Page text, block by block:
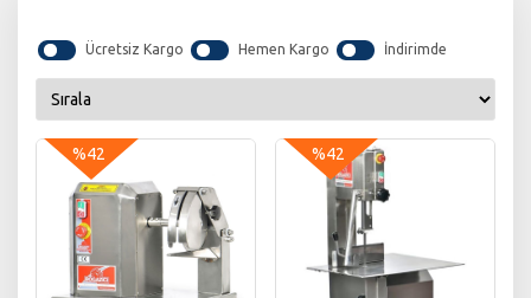
Ücretsiz Kargo Hemen Kargo İndirimde
%42 %42